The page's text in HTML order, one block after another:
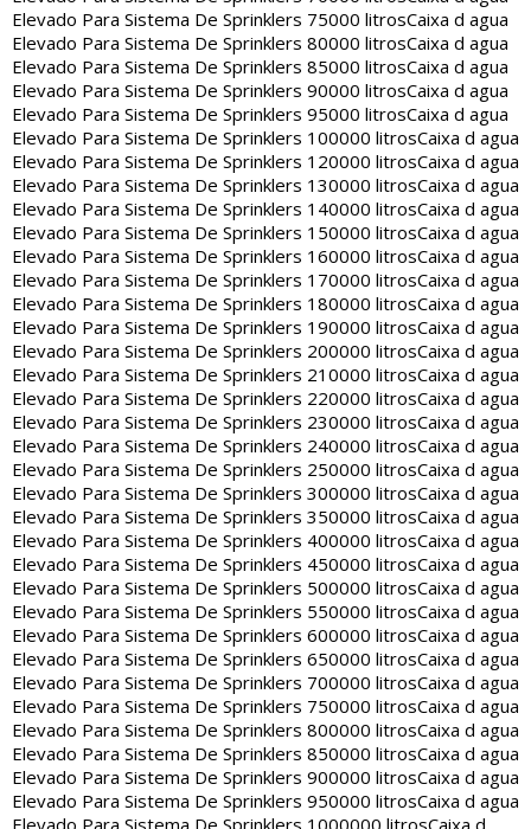
Elevado Para Sistema De Sprinklers 75000 litrosCaixa d agua
Elevado Para Sistema De Sprinklers 80000 litrosCaixa d agua
Elevado Para Sistema De Sprinklers 85000 litrosCaixa d agua
Elevado Para Sistema De Sprinklers 90000 litrosCaixa d agua
Elevado Para Sistema De Sprinklers 95000 litrosCaixa d agua
Elevado Para Sistema De Sprinklers 100000 litrosCaixa d agua
Elevado Para Sistema De Sprinklers 120000 litrosCaixa d agua
Elevado Para Sistema De Sprinklers 130000 litrosCaixa d agua
Elevado Para Sistema De Sprinklers 140000 litrosCaixa d agua
Elevado Para Sistema De Sprinklers 150000 litrosCaixa d agua
Elevado Para Sistema De Sprinklers 160000 litrosCaixa d agua
Elevado Para Sistema De Sprinklers 170000 litrosCaixa d agua
Elevado Para Sistema De Sprinklers 180000 litrosCaixa d agua
Elevado Para Sistema De Sprinklers 190000 litrosCaixa d agua
Elevado Para Sistema De Sprinklers 200000 litrosCaixa d agua
Elevado Para Sistema De Sprinklers 210000 litrosCaixa d agua
Elevado Para Sistema De Sprinklers 220000 litrosCaixa d agua
Elevado Para Sistema De Sprinklers 230000 litrosCaixa d agua
Elevado Para Sistema De Sprinklers 240000 litrosCaixa d agua
Elevado Para Sistema De Sprinklers 250000 litrosCaixa d agua
Elevado Para Sistema De Sprinklers 300000 litrosCaixa d agua
Elevado Para Sistema De Sprinklers 350000 litrosCaixa d agua
Elevado Para Sistema De Sprinklers 400000 litrosCaixa d agua
Elevado Para Sistema De Sprinklers 450000 litrosCaixa d agua
Elevado Para Sistema De Sprinklers 500000 litrosCaixa d agua
Elevado Para Sistema De Sprinklers 550000 litrosCaixa d agua
Elevado Para Sistema De Sprinklers 600000 litrosCaixa d agua
Elevado Para Sistema De Sprinklers 650000 litrosCaixa d agua
Elevado Para Sistema De Sprinklers 700000 litrosCaixa d agua
Elevado Para Sistema De Sprinklers 750000 litrosCaixa d agua
Elevado Para Sistema De Sprinklers 800000 litrosCaixa d agua
Elevado Para Sistema De Sprinklers 850000 litrosCaixa d agua
Elevado Para Sistema De Sprinklers 900000 litrosCaixa d agua
Elevado Para Sistema De Sprinklers 950000 litrosCaixa d agua